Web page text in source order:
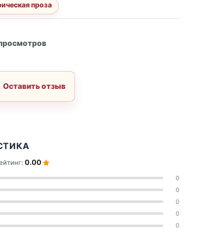
проза
Оставить отзыв
0.00
0
0
0
0
0